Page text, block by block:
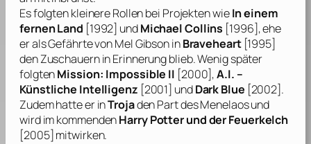
Es folgten kleinere Rollen bei Projekten wieIn einem
fernen Land [1992] undMichael Collins [1996], ehe
er als Gefährte vonMel GibsoninBraveheart[1995]
den Zuschauern in Erinnerung blieb. Wenig später
folgtenMission: Impossible II [2000],A.I. –
Künstliche Intelligenz [2001] undDark Blue [2002].
Zudem hatte er inTrojaden Part des Menelaos und
wird im kommendenHarry Potter und der Feuerkelch
[2005] mitwirken.